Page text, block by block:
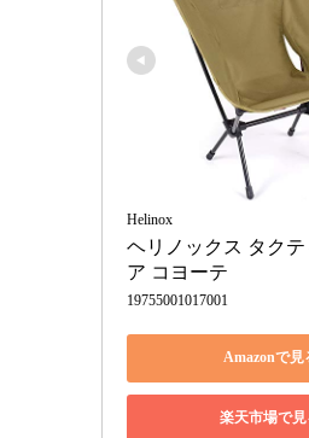
Helinox
ヘリノックス タクテ
ア コヨーテ
19755001017001
Amazonで見
楽天市場で見